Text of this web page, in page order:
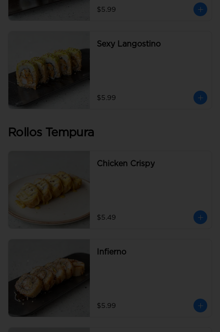
$5.99
Sexy Langostino
$5.99
Rollos Tempura
Chicken Crispy
$5.49
Infierno
$5.99